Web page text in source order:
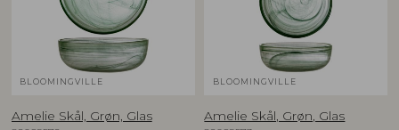
BLOOMINGVILLE
Amelie Skål, Grøn, Glas
BLOOMINGVILLE
Amelie Skål, Grøn, Glas